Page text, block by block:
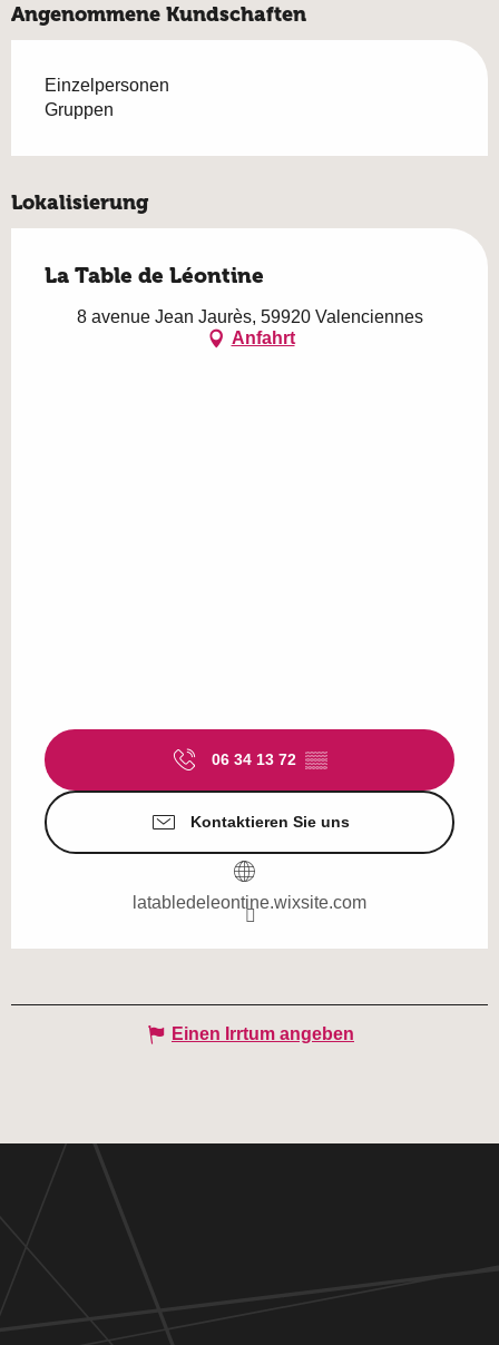
Angenommene Kundschaften
Einzelpersonen
Gruppen
Lokalisierung
La Table de Léontine
8 avenue Jean Jaurès, 59920 Valenciennes
Anfahrt
06 34 13 72 ▒▒
Kontaktieren Sie uns
latabledeleontine.wixsite.com
Einen Irrtum angeben